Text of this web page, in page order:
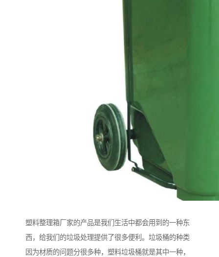
塑料整理箱厂家的产品是我们生活中都会用到的一种东
西，给我们的垃圾处理提供了很多便利。垃圾桶的种类
因为材质的问题分很多种，塑料垃圾桶就是其中一种，